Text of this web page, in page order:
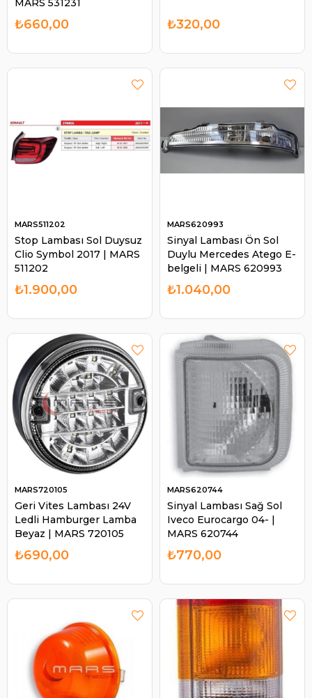
MARS 531231
₺660,00 ₺320,00
Stop Lambası Sol Duysuz
Clio Symbol 2017 | MARS
511202
MARS511202
₺1.900,00
Sinyal Lambası Ön Sol
Duylu Mercedes Atego E-
belgeli | MARS 620993
MARS620993
₺1.040,00
Geri Vites Lambası 24V
Ledli Hamburger Lamba
Beyaz | MARS 720105
MARS720105
₺690,00
Sinyal Lambası Sağ Sol
Iveco Eurocargo 04- |
MARS 620744
MARS620744
₺770,00